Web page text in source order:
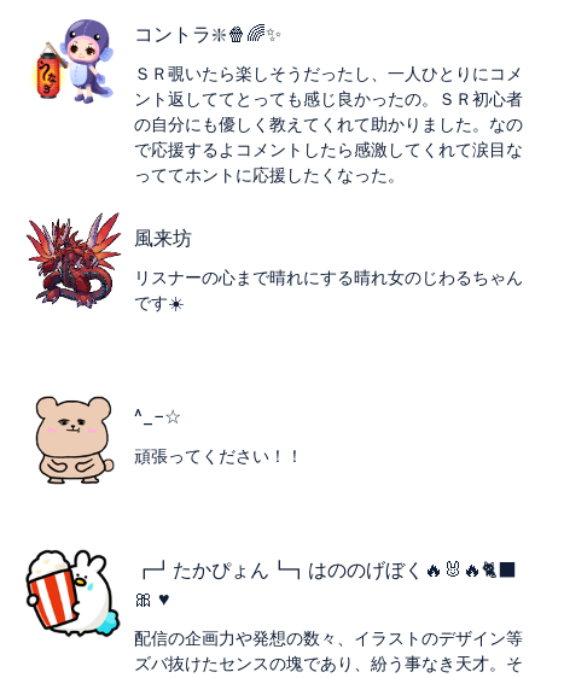
コントラ❇️🍿🌈✨
ＳＲ覗いたら楽しそうだったし、一人ひとりにコメ
ント返しててとっても感じ良かったの。ＳＲ初心者
の自分にも優しく教えてくれて助かりました。なの
で応援するよコメントしたら感激してくれて涙目な
っててホントに応援したくなった。
風来坊
リスナーの心まで晴れにする晴れ女のじわるちゃん
です☀️
^_−☆
頑張ってください！！
┏┛たかぴょん┗┓はののげぼく🔥🐰🔥🐈‍⬛
🎀 ♥️
配信の企画力や発想の数々、イラストのデザイン等
ズバ抜けたセンスの塊であり、紛う事なき天才。そ